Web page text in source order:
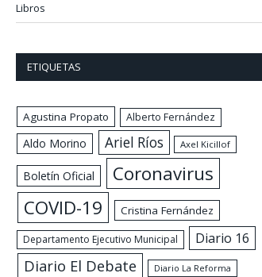
Libros
ETIQUETAS
Agustina Propato Alberto Fernández
Aldo Morino Ariel Ríos Axel Kicillof
Boletín Oficial
Coronavirus
COVID-19
Cristina Fernández
Departamento Ejecutivo Municipal Diario 16
Diario El Debate Diario La Reforma